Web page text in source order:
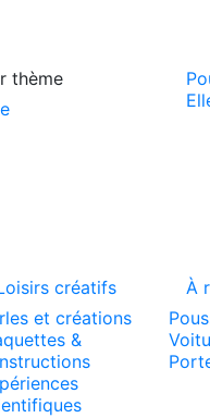
thème
créatifs
et créations
&
À